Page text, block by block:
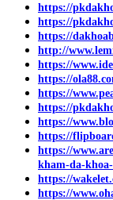
https://
https://
https://
http://
https://
https://
https://
https://
https://
https://
https://
kham-da-
https://
https://